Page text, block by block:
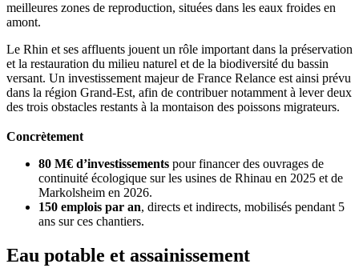
meilleures zones de reproduction, situées dans les eaux froides en
amont.
Le Rhin et ses affluents jouent un rôle important dans la préservation
et la restauration du milieu naturel et de la biodiversité du bassin
versant. Un investissement majeur de France Relance est ainsi prévu
dans la région Grand-Est, afin de contribuer notamment à lever deux
des trois obstacles restants à la montaison des poissons migrateurs.
Concrètement
80 M€ d’investissements pour financer des ouvrages de
continuité écologique sur les usines de Rhinau en 2025 et de
Markolsheim en 2026.
150 emplois par an, directs et indirects, mobilisés pendant 5
ans sur ces chantiers.
Eau potable et assainissement